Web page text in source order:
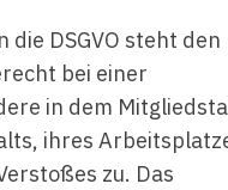
die DSGVO steht den
bei einer
in dem
ihres
zu. Das